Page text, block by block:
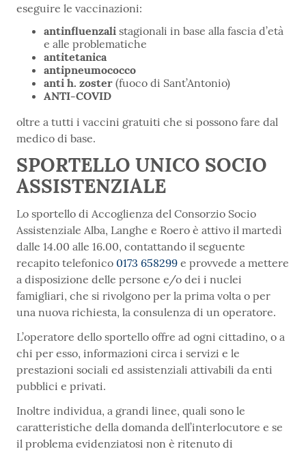
eseguire le vaccinazioni:
antinfluenzali stagionali in base alla fascia d’età
e alle problematiche
antitetanica
antipneumococco
anti h. zoster (fuoco di Sant’Antonio)
ANTI-COVID
oltre a tutti i vaccini gratuiti che si possono fare dal
medico di base.
SPORTELLO UNICO SOCIO
ASSISTENZIALE
Lo sportello di Accoglienza del Consorzio Socio
Assistenziale Alba, Langhe e Roero è attivo il martedì
dalle 14.00 alle 16.00, contattando il seguente
recapito telefonico 0173 658299 e provvede a mettere
a disposizione delle persone e/o dei i nuclei
famigliari, che si rivolgono per la prima volta o per
una nuova richiesta, la consulenza di un operatore.
L’operatore dello sportello offre ad ogni cittadino, o a
chi per esso, informazioni circa i servizi e le
prestazioni sociali ed assistenziali attivabili da enti
pubblici e privati.
Inoltre individua, a grandi linee, quali sono le
caratteristiche della domanda dell’interlocutore e se
il problema evidenziatosi non è ritenuto di